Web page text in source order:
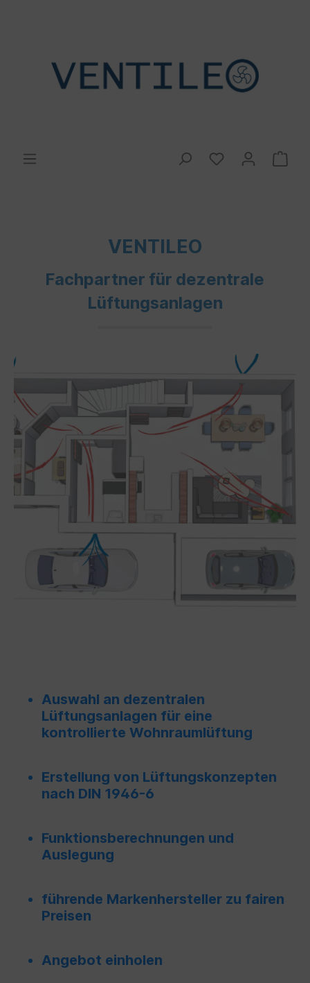
VENTILEO
Fachpartner für dezentrale
Lüftungsanlagen
Auswahl an dezentralen
Lüftungsanlagen für eine
kontrollierte Wohnraumlüftung
Erstellung von Lüftungskonzepten
nach DIN 1946-6
Funktionsberechnungen und
Auslegung
führende Markenhersteller zu fairen
Preisen
Angebot einholen